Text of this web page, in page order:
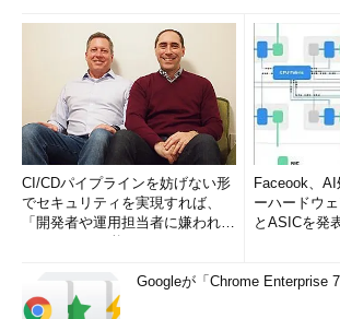
CI/CDパイプラインを妨げない形
でセキュリティを実現すれば、
「開発者や運用担当者に嫌われな
Faceook、
ーハードウ
とASICを発
Googleが「Chrome Enterprise